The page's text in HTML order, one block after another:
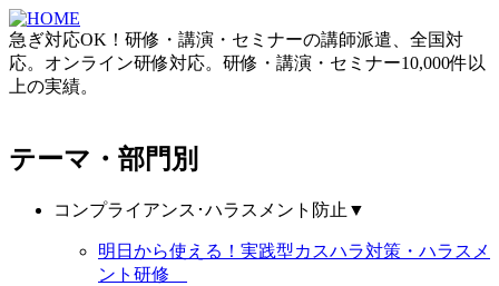
急ぎ対応OK！研修・講演・セミナーの講師派遣、全国対
応。オンライン研修対応。研修・講演・セミナー10,000件以
上の実績。
テーマ・部門別
コンプライアンス･ハラスメント防止 ▼
明日から使える！実践型カスハラ対策・ハラスメ
ント研修